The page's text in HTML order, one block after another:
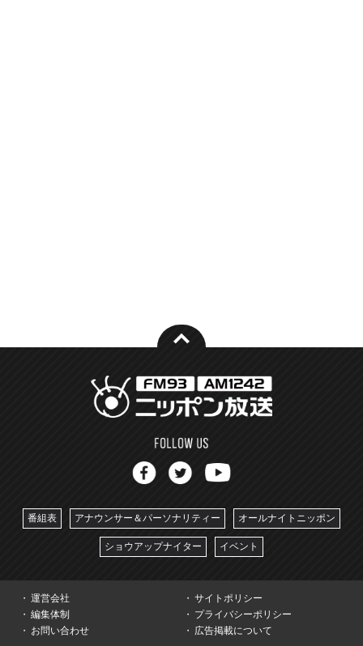
番組表 アナウンサー＆パーソナリティー オールナイトニッポン
ショウアップナイター イベント
運営会社
サイトポリシー
編集体制
プライバシーポリシー
お問い合わせ
広告掲載について